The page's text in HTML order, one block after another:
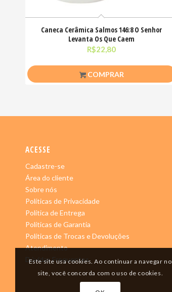
Caneca Cerâmica Salmos 146:8 O Senhor
Levanta Os Que Caem
R$22,80
COMPRAR
ACESSE
Cadastre-se
Área do cliente
Sobre nós
Políticas de Privacidade
Política de Entrega
Políticas de Garantia
Políticas de Trocas e Devoluções
Atendimento
Dúvidas Frequentes
Este site usa cookies. Ao continuar a navegar no
site, você concorda com o uso de cookies.